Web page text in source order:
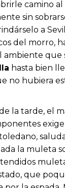
camino
sin
a
del morro,
que
hasta bien
no hubiera
la tarde, el
la muleta
que